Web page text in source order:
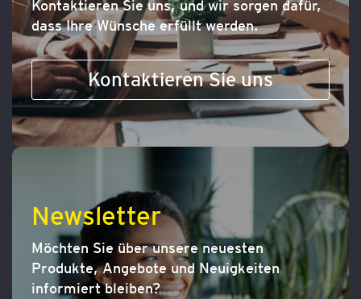
Kontaktieren Sie uns, und wir sorgen dafür,
dass Ihre Wünsche erfüllt werden.
Kontaktieren Sie uns
Newsletter
Möchten Sie über unsere neuesten
Produkte, Angebote und Neuigkeiten
informiert bleiben?